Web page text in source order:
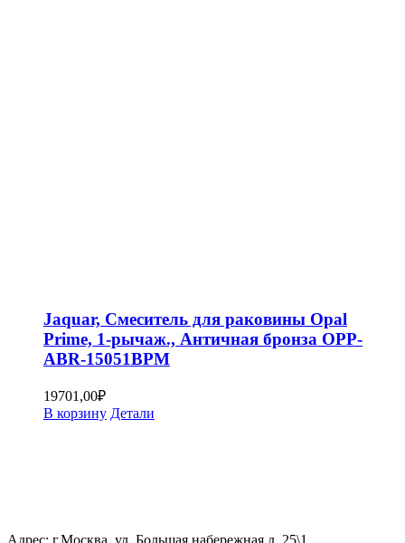
Jaquar, Смеситель для раковины Opal
Prime, 1-рычаж., Античная бронза OPP-
ABR-15051BPM
19701,00₽
В корзину Детали